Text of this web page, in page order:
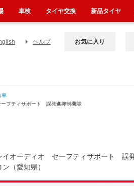
ヘルプ お気に入り
車
フティサポート 誤発進抑制機能
オーディオ セーフティサポート 誤
（愛知県）
車検 タイヤ交換 新品タイヤ